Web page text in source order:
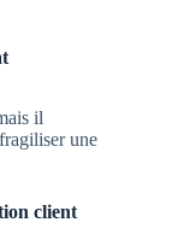
il
une
client